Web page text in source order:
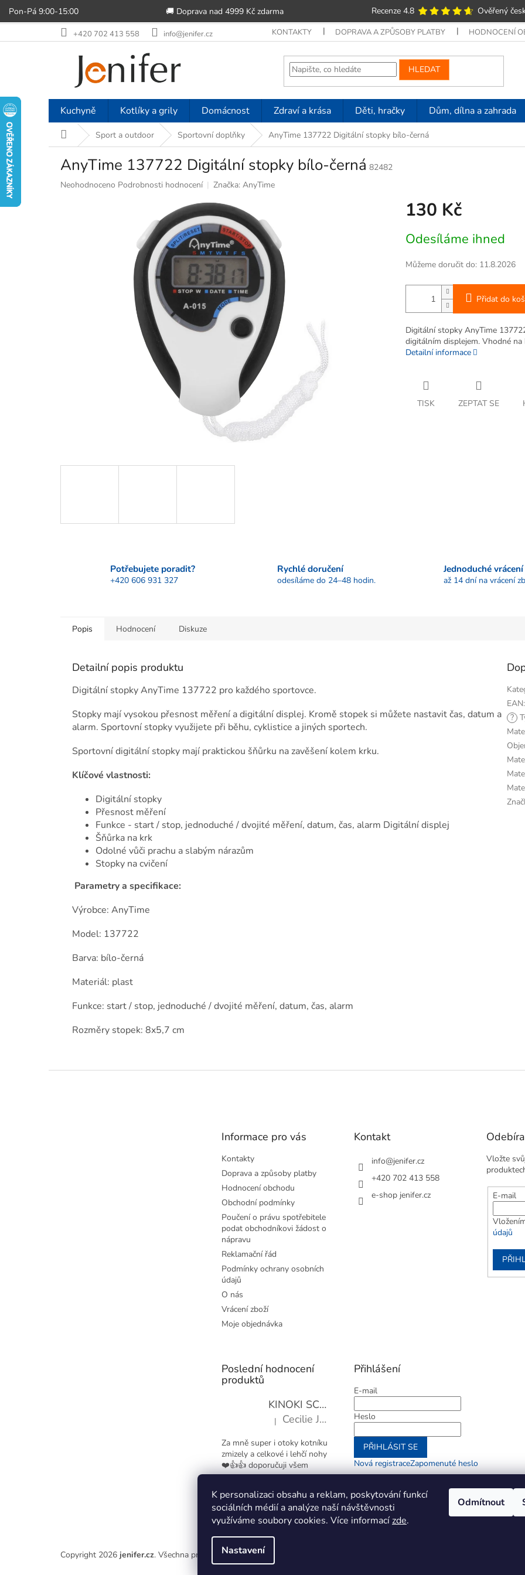
Pon-Pá 9:00-15:00 🚚 Doprava nad 4999 Kč zdarma Recenze 4.8 Ověřený
K personalizaci obsahu a reklam, poskytování funkcí
sociálních médií a analýze naší návštěvnosti
využíváme soubory cookies. Více informacízde.
Nastavení
Odmítnout
na
+420 702 413 558 info@jenifer.cz KONTAKTY DOPRAVA A ZPŮSOBY PLATBY HODNOCENÍ
HLEDAT
Kuchyně Kotlíky a grily Domácnost Zdraví a krása Děti, hračky Dům, dílna a zahrada
Domů Sport a outdoor Sportovní doplňky AnyTime 137722 Digitální stopky bílo-černá
AnyTime 137722 Digitální stopky bílo-černá 82482
Průměrné
Neohodnoceno Podrobnosti hodnocení Značka: AnyTime
130 Kč
cena:
Odesíláme ihned
Můžeme doručit do: 11.8.2026
Přidat do
Digitální stopky AnyTime
digitálním displejem. Vhodné
Detailní informace
TISK ZEPTAT SE
Potřebujete poradit?
+420 606 931 327
Rychlé doručení
odesíláme do 24–48 hodin.
Jednoduché vrácení
až 14 dní na vrácení
Popis Hodnocení Diskuze
Detailní popis produktu
Digitální stopky AnyTime 137722 pro každého sportovce.
Stopky mají vysokou přesnost měření a digitální displej. Kromě stopek si můžete nastavit čas, datum a
alarm. Sportovní stopky využijete při běhu, cyklistice a jiných sportech.
Sportovní digitální stopky mají praktickou šňůrku na zavěšení kolem krku.
Klíčové vlastnosti:
Digitální stopky
Přesnost měření
Funkce - start / stop, jednoduché / dvojité měření, datum, čas, alarm Digitální displej
Šňůrka na krk
Odolné vůči prachu a slabým nárazům
Stopky na cvičení
Parametry a specifikace:
Výrobce: AnyTime
Model: 137722
Barva: bílo-černá
Materiál: plast
Funkce: start / stop, jednoduché / dvojité měření, datum, čas, alarm
Rozměry stopek: 8x5,7 cm
EAN:
?
Informace pro vás
Kontakty
Doprava a způsoby platby
Hodnocení obchodu
Obchodní podmínky
Poučení o právu spotřebitele
podat obchodníkovi žádost o
nápravu
Reklamační řád
Podmínky ochrany osobních
údajů
O nás
Vrácení zboží
Moje objednávka
Kontakt
info@jenifer.cz
+420 702 413 558
e-shop jenifer.cz
Vložte
E-mail
údajů
Poslední hodnocení
produktů
KINOKI SC1006 Detoxikační náplasti, 1 balení - 10 ks
Hodnocení produktu je 4 z 5 hvězdiček.
| Cecilie Janotová
Za mně super i otoky kotníku
zmizely a celkové i lehčí nohy
❤️👍👍 doporučuji všem
Přihlášení
E-mail
Heslo
PŘIHLÁSIT SE
Nová registraceZapomenuté heslo
nebo
Copyright 2026 jenifer.cz. Všechna práva vyhrazena.Upravit nastavení cookies